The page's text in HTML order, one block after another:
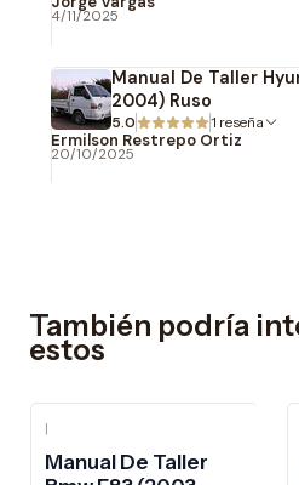
4/11/2025
Manual De Taller
2004) Ruso
5.0 1 reseña
Ermilson Restrepo Ortiz
20/10/2025
También podría
estos
|
Manual De Taller